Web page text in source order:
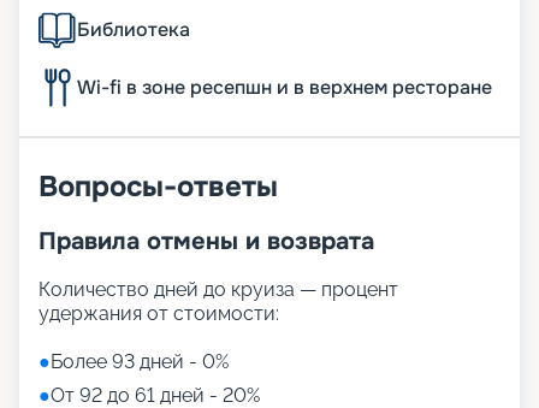
Библиотека
Wi-fi в зоне ресепшн и в верхнем ресторане
Вопросы-ответы
Правила отмены и возврата
Количество дней до круиза — процент
удержания от стоимости:
●Более 93 дней - 0%
●От 92 до 61 дней - 20%